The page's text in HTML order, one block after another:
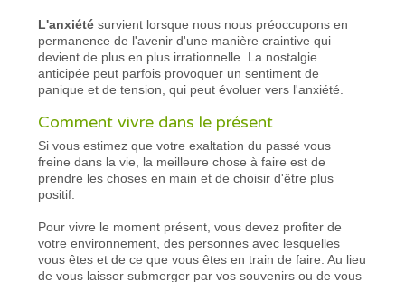
L'anxiété survient lorsque nous nous préoccupons en
permanence de l'avenir d'une manière craintive qui
devient de plus en plus irrationnelle. La nostalgie
anticipée peut parfois provoquer un sentiment de
panique et de tension, qui peut évoluer vers l'anxiété.
Comment vivre dans le présent
Si vous estimez que votre exaltation du passé vous
freine dans la vie, la meilleure chose à faire est de
prendre les choses en main et de choisir d'être plus
positif.
Pour vivre le moment présent, vous devez profiter de
votre environnement, des personnes avec lesquelles
vous êtes et de ce que vous êtes en train de faire. Au lieu
de vous laisser submerger par vos souvenirs ou de vous